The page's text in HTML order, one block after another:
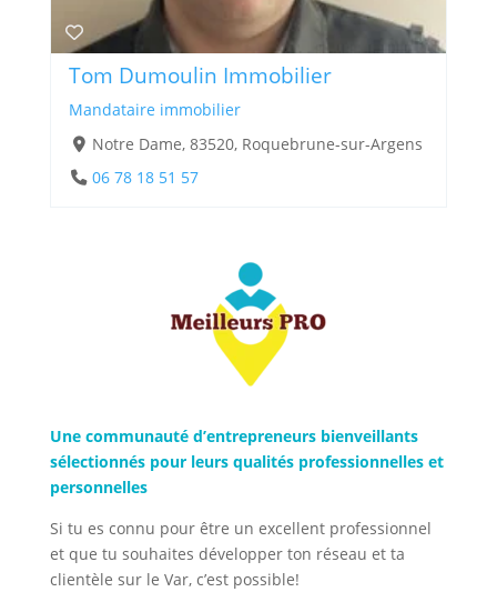
Tom Dumoulin Immobilier
Mandataire immobilier
Notre Dame, 83520, Roquebrune-sur-Argens
06 78 18 51 57
Une communauté d’entrepreneurs bienveillants
sélectionnés pour leurs qualités professionnelles et
personnelles
Si tu es connu pour être un excellent professionnel
et que tu souhaites développer ton réseau et ta
clientèle sur le Var, c’est possible!